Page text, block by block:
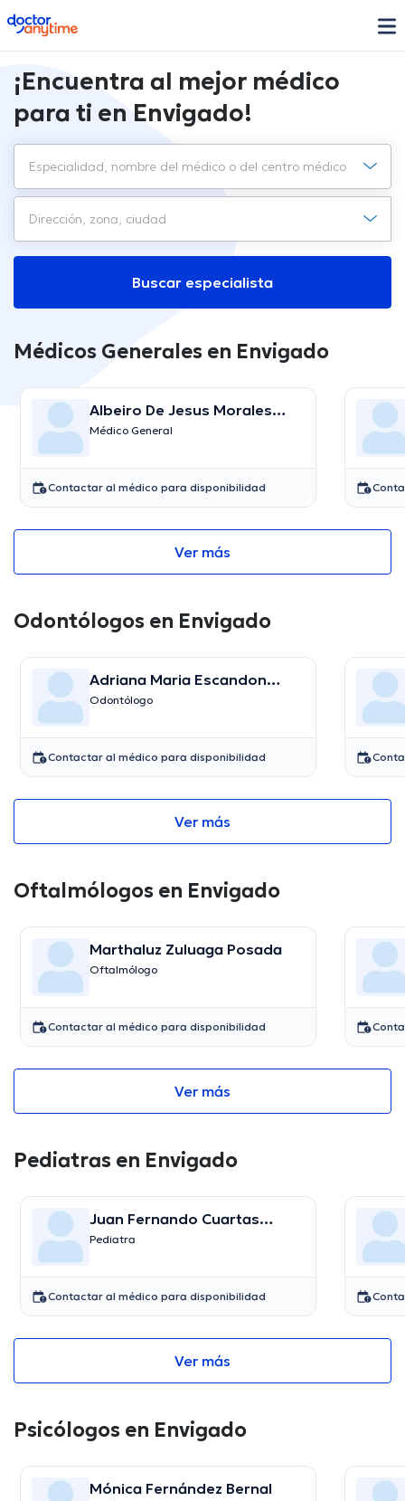
doctoranytime
¡Encuentra al mejor médico
para ti en Envigado!
Buscar especialista
Médicos Generales en Envigado
Albeiro De Jesus Morales
Rendon
Médico General
Contactar al médico para disponibilidad
Ver más
Odontólogos en Envigado
Adriana Maria Escandon
Baquero
Odontólogo
Contactar al médico para disponibilidad
Ver más
Oftalmólogos en Envigado
Marthaluz Zuluaga Posada
Oftalmólogo
Contactar al médico para disponibilidad
Ver más
Pediatras en Envigado
Juan Fernando Cuartas
Naranjo
Pediatra
Contactar al médico para disponibilidad
Ver más
Psicólogos en Envigado
Mónica Fernández Bernal